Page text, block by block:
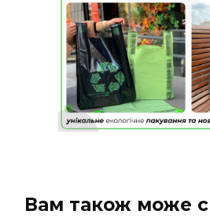
Вам також може